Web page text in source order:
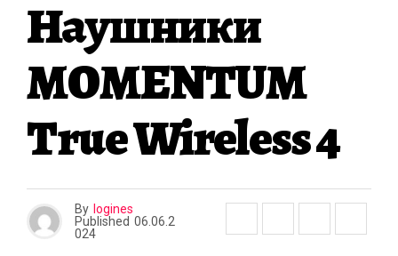
Наушники
MOMENTUM
True Wireless 4
By logines
Published 06.06.2
024